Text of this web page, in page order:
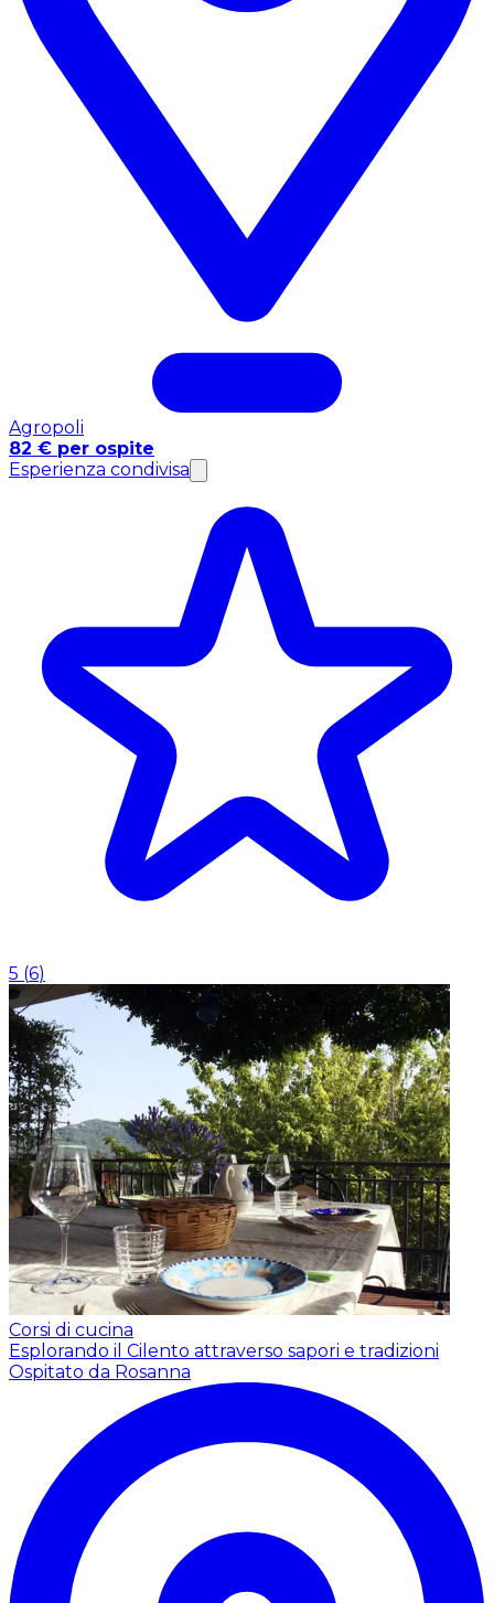
Agropoli
82 € per ospite
Esperienza condivisa
5 (6)
Corsi di cucina
Esplorando il Cilento attraverso sapori e tradizioni
Ospitato da Rosanna